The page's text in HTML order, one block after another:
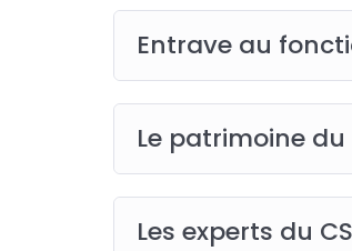
Entrave au
Le patrimoine du
Les experts du